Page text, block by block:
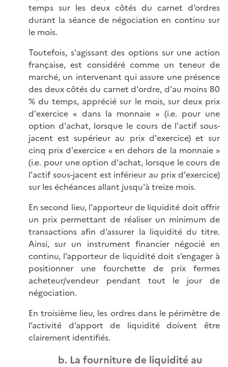
temps sur les deux côtés du carnet d’ordres
durant la séance de négociation en continu sur
le mois.
Toutefois, s'agissant des options sur une action
française, est considéré comme un teneur de
marché, un intervenant qui assure une présence
des deux côtés du carnet d'ordre, d'au moins 80
% du temps, apprécié sur le mois, sur deux prix
d'exercice « dans la monnaie » (i.e. pour une
option d'achat, lorsque le cours de l'actif sous-
jacent est supérieur au prix d'exercice) et sur
cinq prix d'exercice « en dehors de la monnaie »
(i.e. pour une option d'achat, lorsque le cours de
l'actif sous-jacent est inférieur au prix d'exercice)
sur les échéances allant jusqu'à treize mois.
En second lieu, l'apporteur de liquidité doit offrir
un prix permettant de réaliser un minimum de
transactions afin d’assurer la liquidité du titre.
Ainsi, sur un instrument financier négocié en
continu, l’apporteur de liquidité doit s’engager à
positionner une fourchette de prix fermes
acheteur/vendeur pendant tout le jour de
négociation.
En troisième lieu, les ordres dans le périmètre de
l’activité d’apport de liquidité doivent être
clairement identifiés.
b. La fourniture de liquidité au